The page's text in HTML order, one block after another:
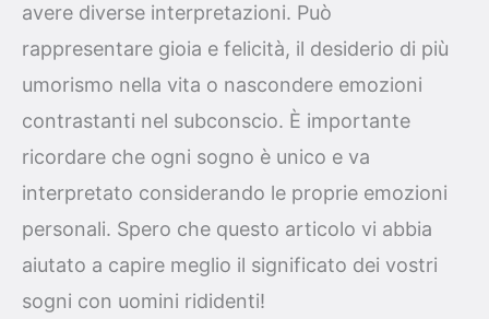
avere diverse interpretazioni. Può
rappresentare gioia e felicità, il desiderio di più
umorismo nella vita o nascondere emozioni
contrastanti nel subconscio. È importante
ricordare che ogni sogno è unico e va
interpretato considerando le proprie emozioni
personali. Spero che questo articolo vi abbia
aiutato a capire meglio il significato dei vostri
sogni con uomini rididenti!